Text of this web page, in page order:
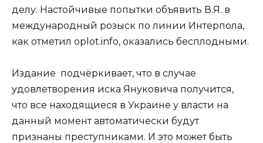
делу. Настойчивые попытки объявить В.Я. в
международный розыск по линии Интерпола,
как отметил oplot.info, оказались бесплодными.
Издание подчёркивает, что в случае
удовлетворения иска Януковича получится,
что все находящиеся в Украине у власти на
данный момент автоматически будут
признаны преступниками. И это может быть